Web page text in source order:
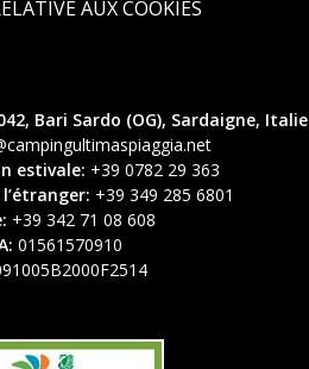
AUX COOKIES
Bari Sardo (OG), Sardaigne, Italie
estivale: +39 0782 29 363
+39 349 285 6801
+39 342 71 08 608
01561570910